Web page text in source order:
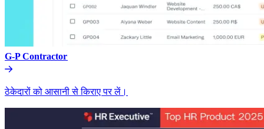
G-P Contractor​​
ठेकेदारों को आसानी से किराए पर लें।​​